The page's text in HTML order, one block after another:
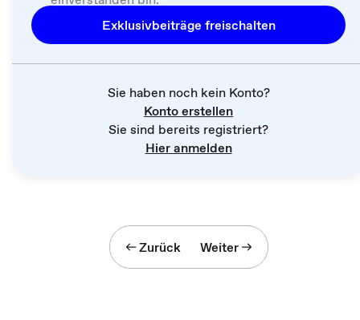
Exklusivbeiträge freischalten
Sie haben noch kein Konto?
Konto erstellen
Sie sind bereits registriert?
Hier anmelden
Zurück Weiter